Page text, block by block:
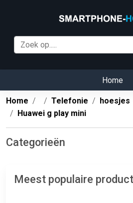
Home
Home Telefonie hoesjes
Huawei g play mini
Categorieën
Meest populaire